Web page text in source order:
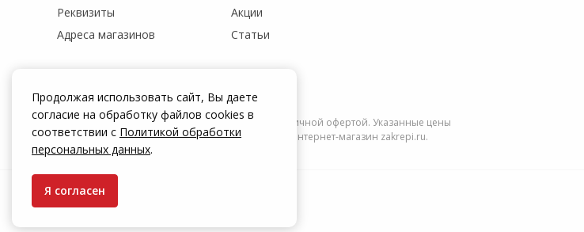
Реквизиты
Адреса магазинов
Акции
Статьи
Информация на сайте zakrepi.ru не является публичной офертой. Указанные цены
действуют только при оформлении заказа через интернет-магазин zakrepi.ru.
© КрепыЖ, 2004 — 2026
Продолжая использовать сайт, Вы даете
согласие на обработку файлов cookies в
соответствии с Политикой обработки
персональных данных.
Я согласен